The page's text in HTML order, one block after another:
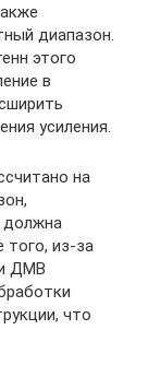
диапазон.
этого
в
усиления.
на
должна
того, из-за
ДМВ
что